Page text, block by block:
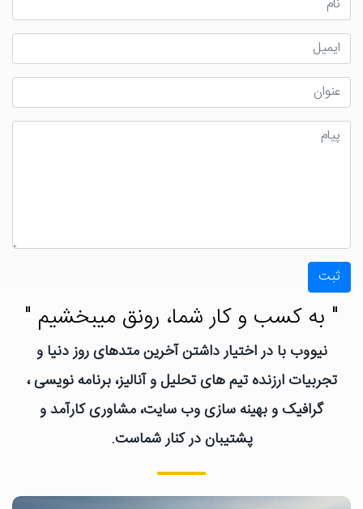
ثبت
" به کسب و کار شما، رونق میبخشیم "
نیووب با در اختیار داشتن آخرین متدهای روز دنیا و
تجربیات ارزنده تیم های تحلیل و آنالیز، برنامه نویسی ،
گرافیک و بهینه سازی وب سایت، مشاوری کارآمد و
پشتیبان در کنار شماست.